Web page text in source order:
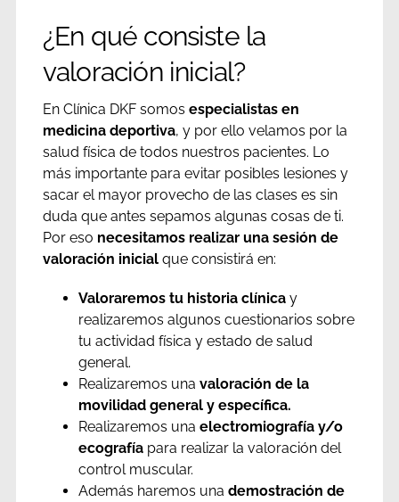
¿En qué consiste la
valoración inicial?
En Clínica DKF somos especialistas en
medicina deportiva, y por ello velamos por la
salud física de todos nuestros pacientes. Lo
más importante para evitar posibles lesiones y
sacar el mayor provecho de las clases es sin
duda que antes sepamos algunas cosas de ti.
Por eso necesitamos realizar una sesión de
valoración inicialque consistirá en:
Valoraremos tu historia clínicay
realizaremos algunos cuestionarios sobre
tu actividad física y estado de salud
general.
Realizaremos una valoración de la
movilidad general y específica.
Realizaremos una electromiografía y/o
ecografíapara realizar la valoración del
control muscular.
Además haremos una demostración de